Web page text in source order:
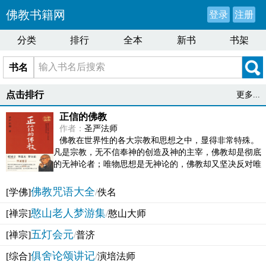
佛教书籍网 登录 注册
分类 排行 全本 新书 书架
书名
点击排行 更多...
正信的佛教
作者： 圣严法师
佛教在世界性的各大宗教和思想之中，显得非常特殊。
凡是宗教，无不信奉神的创造及神的主宰，佛教却是彻底
的无神论者；唯物思想是无神论的，佛教却又坚决反对唯
[学佛]佛教咒语大全/佚名
[禅宗]憨山老人梦游集/憨山大师
[禅宗]五灯会元/普济
[综合]俱舍论颂讲记/演培法师